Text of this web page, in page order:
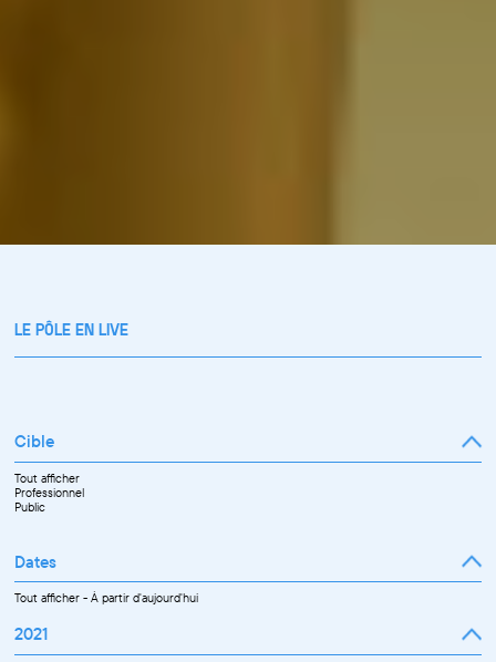
LE PÔLE EN LIVE
Cible
Tout afficher
Professionnel
Public
Dates
Tout afficher-À partir d'aujourd'hui
2021